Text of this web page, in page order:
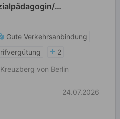
/
(m/w/d)
Gute Verkehrsanbindung
2
von Berlin
24.07.2026